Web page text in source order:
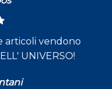
articoli vendono
UNIVERSO!